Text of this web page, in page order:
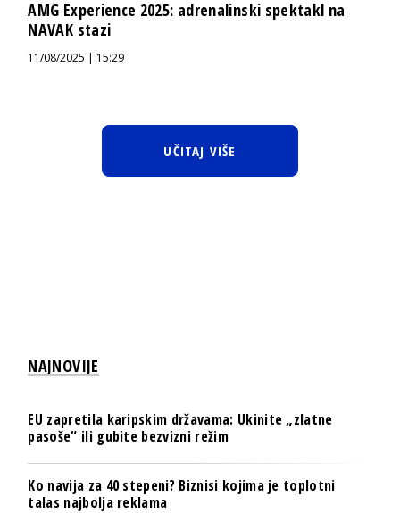
AMG Experience 2025: adrenalinski spektakl na
NAVAK stazi
11/08/2025 | 15:29
UČITAJ VIŠE
NAJNOVIJE
EU zapretila karipskim državama: Ukinite „zlatne
pasoše“ ili gubite bezvizni režim
Ko navija za 40 stepeni? Biznisi kojima je toplotni
talas najbolja reklama